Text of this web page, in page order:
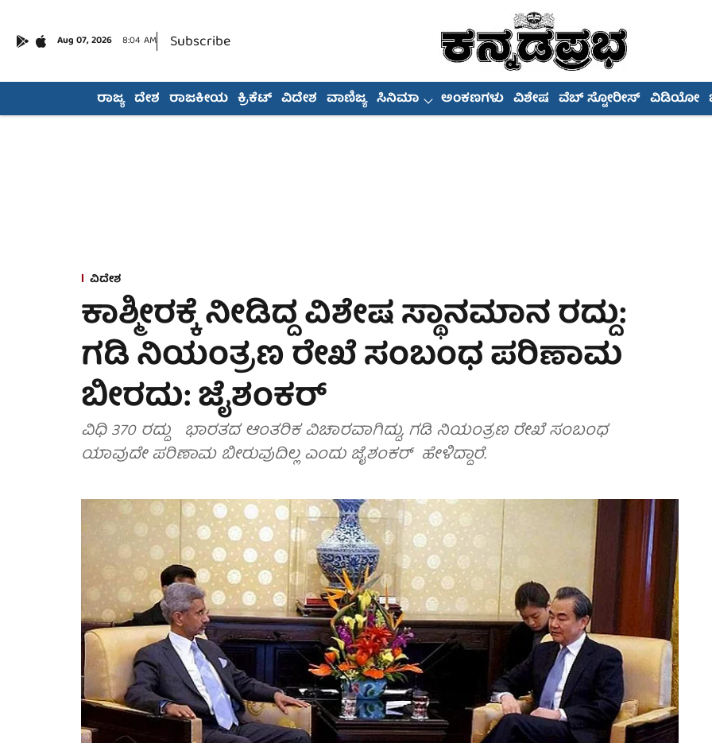
Aug 07, 2026 8:04 AM Subscribe
ರಾಜ್ಯ ದೇಶ ರಾಜಕೀಯ ಕ್ರಿಕೆಟ್ ವಿದೇಶ ವಾಣಿಜ್ಯ ಸಿನಿಮಾ ಅಂಕಣಗಳು ವಿಶೇಷ ವೆಬ್ ಸ್ಟೋರೀಸ್ ವಿಡಿಯೋ
ವಿದೇಶ
ಕಾಶ್ಮೀರಕ್ಕೆ ನೀಡಿದ್ದ ವಿಶೇಷ ಸ್ಥಾನಮಾನ ರದ್ದು:
ಗಡಿ ನಿಯಂತ್ರಣ ರೇಖೆ ಸಂಬಂಧ ಪರಿಣಾಮ
ಬೀರದು: ಜೈಶಂಕರ್
ವಿಧಿ 370 ರದ್ದು ಭಾರತದ ಆಂತರಿಕ ವಿಚಾರವಾಗಿದ್ದು, ಗಡಿ ನಿಯಂತ್ರಣ ರೇಖೆ ಸಂಬಂಧ
ಯಾವುದೇ ಪರಿಣಾಮ ಬೀರುವುದಿಲ್ಲ ಎಂದು ಜೈಶಂಕರ್ ಹೇಳಿದ್ದಾರೆ.